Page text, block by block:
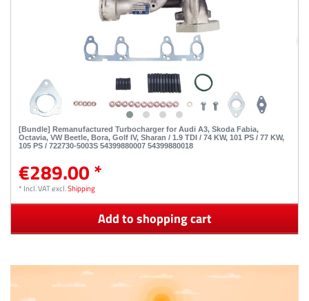
[Bundle] Remanufactured Turbocharger for Audi A3, Skoda Fabia,
Octavia, VW Beetle, Bora, Golf IV, Sharan / 1.9 TDI / 74 KW, 101 PS / 77 KW,
105 PS / 722730-5003S 54399880007 54399880018
€289.00 *
* Incl. VATexcl.Shipping
Add to shopping cart